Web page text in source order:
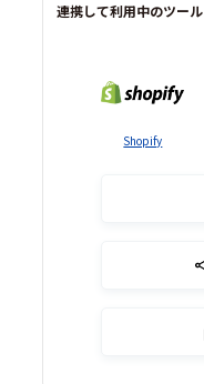
連携して利用中のツール
Shopify